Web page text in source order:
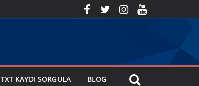
TXT KAYDI SORGULA BLOG